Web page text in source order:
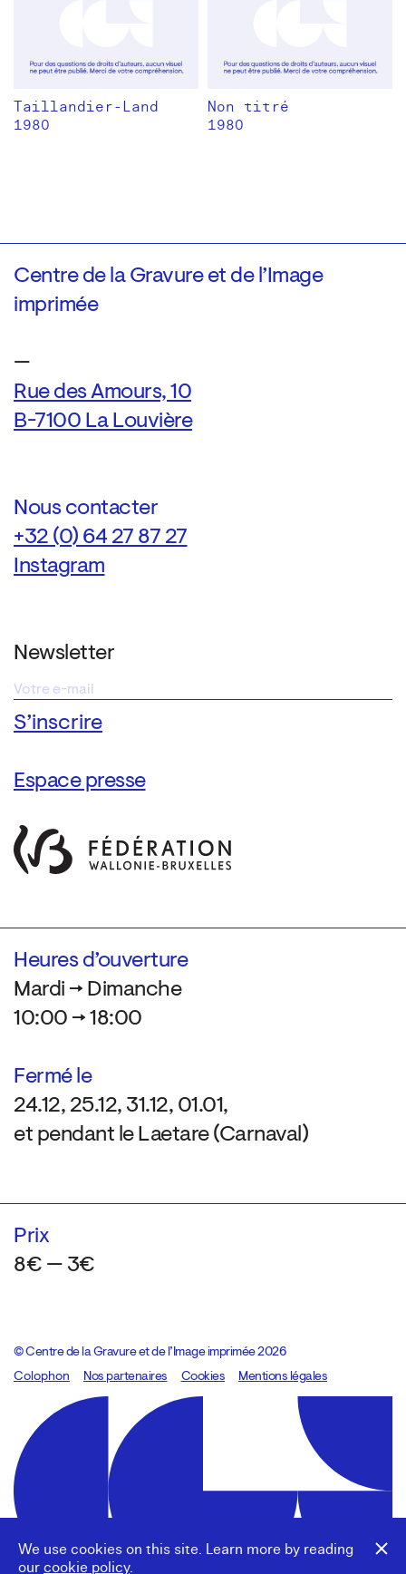
We use cookies on this site. Learn more by reading
our cookie policy.
Taillandier-Land
1980
Non titré
1980
Centre de la Gravure et de l’Image
imprimée
—
Rue des Amours, 10
B-7100 La Louvière
Nous contacter
+32 (0) 64 27 87 27
Instagram
Newsletter
Espace presse
Heures d’ouverture
Mardi → Dimanche
10:00 → 18:00
Fermé le
24.12, 25.12, 31.12, 01.01,
et pendant le Laetare (Carnaval)
Prix
8€ — 3€
© Centre de la Gravure et de l’Image imprimée 2026
Colophon
Design:Marcel Kaczmarek, code:8080.studio
Nos partenaires Cookies Mentions légales